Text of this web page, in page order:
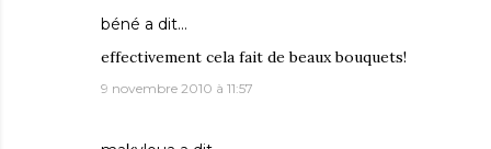
béné a dit…
effectivement cela fait de beaux bouquets!
9 novembre 2010 à 11:57